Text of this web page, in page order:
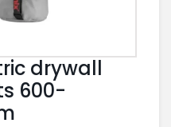
drywall
600-